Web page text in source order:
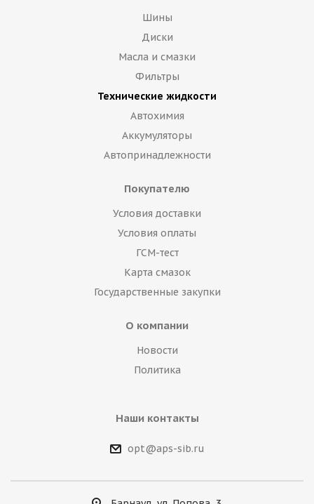
Шины
Диски
Масла и смазки
Фильтры
Технические жидкости
Автохимия
Аккумуляторы
Автопринадлежности
Покупателю
Условия доставки
Условия оплаты
ГСМ-тест
Карта смазок
Государственные закупки
О компании
Новости
Политика
Наши контакты
opt@aps-sib.ru